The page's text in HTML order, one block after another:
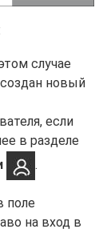
случае
новый
если
в разделе
.
поле
на вход в